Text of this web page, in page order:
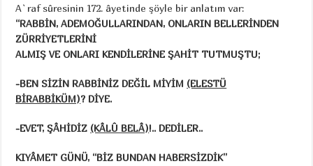
A`raf sûresinin 172. âyetinde şöyle bir anlatım var:
“RABBİN, ADEMOĞULLARINDAN, ONLARIN BELLERİNDEN
ZÜRRİYETLERİNİ
ALMIŞ VE ONLARI KENDİLERİNE ŞAHİT TUTMUŞTU;
-BEN SİZİN RABBİNİZ DEĞİL MİYİM (ELESTÜ
BİRABBİKÜM)? DİYE.
-EVET, ŞÂHİDİZ (KÂLÛ BELÂ)!.. DEDİLER..
KIYÂMET GÜNÜ, “BİZ BUNDAN HABERSİZDİK”